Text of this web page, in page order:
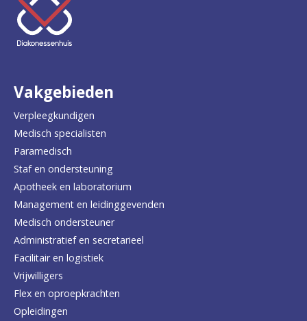
terug
naar
homepage
Vakgebieden
Verpleegkundigen
Medisch specialisten
Paramedisch
Staf en ondersteuning
Apotheek en laboratorium
Management en leidinggevenden
Medisch ondersteuner
Administratief en secretarieel
Facilitair en logistiek
Vrijwilligers
Flex en oproepkrachten
Opleidingen